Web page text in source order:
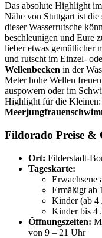
Das absolute Highlight im
Nähe von Stuttgart ist die
dieser Wasserrutsche
beschleunigen und Eure
lieber etwas gemütlicher
und rutscht im Einzel-
Wellenbecken in der
Meter hohe Wellen
auspowern oder im
Highlight für die Kleinen:
Fildorado Preise &
Ort: Filderstadt-
Tageskarte:
Erwachsene
Ermäßigt ab
Kinder (ab 4
Kinder bis 4
Öffnungszeiten:
von 9 – 21 Uhr